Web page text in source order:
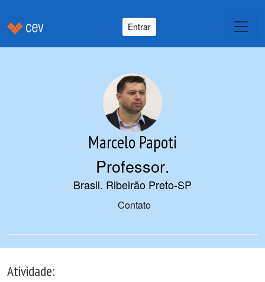
Entrar
Marcelo Papoti
Professor.
Brasil. Ribeirão Preto-SP
Contato
Atividade: